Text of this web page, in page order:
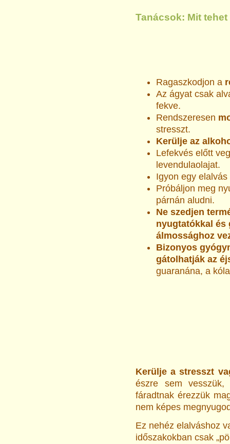
Tanácsok: Mit
Ragaszkodjon a
Az ágyat csak
fekve.
Rendszeresen
stresszt.
Kerülje az
Lefekvés előtt
levendulaolajat.
Igyon egy
Próbáljon meg
párnán aludni.
Ne szedjen
nyugtatókkal és
álmossághoz
Bizonyos
gátolhatják az
guaranána, a
Kerülje a stresszt
észre sem
fáradtnak érezzük
nem képes
Ez nehéz elalváshoz
időszakokban csak